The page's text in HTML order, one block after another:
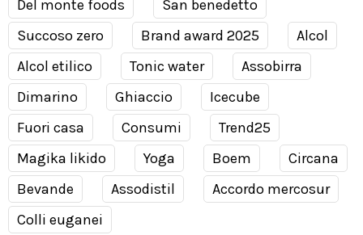
Del monte foods
San benedetto
Succoso zero
Brand award 2025
Alcol
Alcol etilico
Tonic water
Assobirra
Dimarino
Ghiaccio
Icecube
Fuori casa
Consumi
Trend25
Magika likido
Yoga Boem
Circana
Bevande
Assodistil
Accordo mercosur
Colli euganei